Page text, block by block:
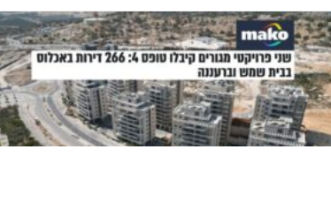
מקצועית
לניהול
פרויקטים
בנדל"ן